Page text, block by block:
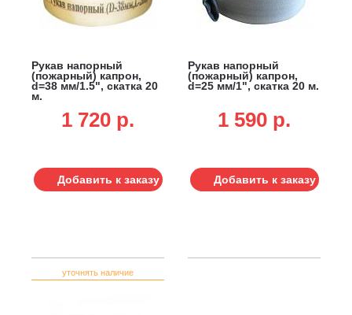
Рукав напорный
(пожарный) капрон,
d=38 мм/1.5", скатка 20
м.
1 720 p.
Добавить к заказу
Рукав напорный
(пожарный) капрон,
d=25 мм/1", скатка 20 м.
1 590 p.
Добавить к заказу
уточнять наличие